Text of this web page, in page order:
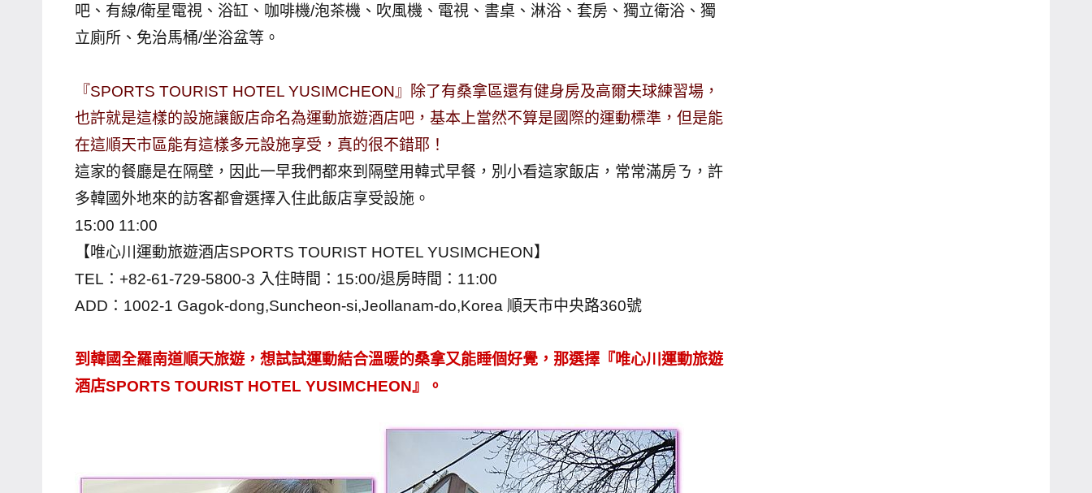
會
及
動
持、
學
校
企
座、
部
落
及
旅
吧、有線/衛星電視、浴缸、咖啡機/泡茶機、吹風機、電視、書桌、淋浴、套房、獨立衛浴、獨
立廁所、免治馬桶/坐浴盆等。
『SPORTS TOURIST HOTEL YUSIMCHEON』除了有桑拿區還有健身房及高爾夫球練習場，
也許就是這樣的設施讓飯店命名為運動旅遊酒店吧，基本上當然不算是國際的運動標準，但是能
在這順天市區能有這樣多元設施享受，真的很不錯耶！
這家的餐廳是在隔壁，因此一早我們都來到隔壁用韓式早餐，別小看這家飯店，常常滿房ㄋ，許
多韓國外地來的訪客都會選擇入住此飯店享受設施。
15:00 11:00
【唯心川運動旅遊酒店SPORTS TOURIST HOTEL YUSIMCHEON】
TEL：+82-61-729-5800-3 入住時間：15:00/退房時間：11:00
ADD：1002-1 Gagok-dong,Suncheon-si,Jeollanam-do,Korea 順天市中央路360號
到韓國全羅南道順天旅遊，想試試運動結合溫暖的桑拿又能睡個好覺，那選擇『唯心川運動旅遊
酒店SPORTS TOURIST HOTEL YUSIMCHEON』。